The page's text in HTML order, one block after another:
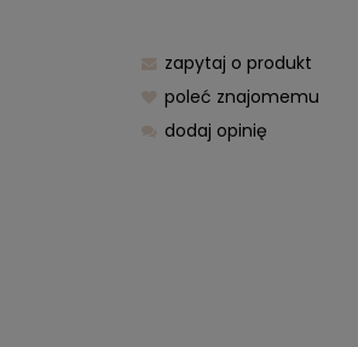
zapytaj o produkt
poleć znajomemu
dodaj opinię